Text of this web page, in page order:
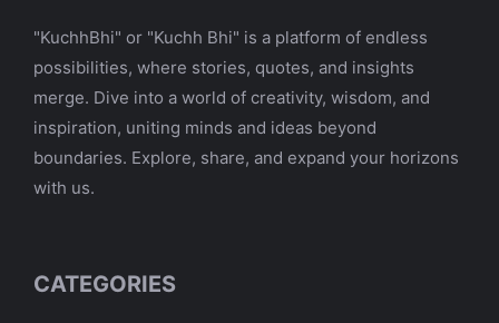
"KuchhBhi" or "Kuchh Bhi" is a platform of endless
possibilities, where stories, quotes, and insights
merge. Dive into a world of creativity, wisdom, and
inspiration, uniting minds and ideas beyond
boundaries. Explore, share, and expand your horizons
with us.
CATEGORIES